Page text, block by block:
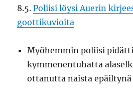
8.5.Poliisi löysi Auerin
goottikuvioita
Myöhemmin poliisi pidätti
kymmenentuhatta
ottanutta naista